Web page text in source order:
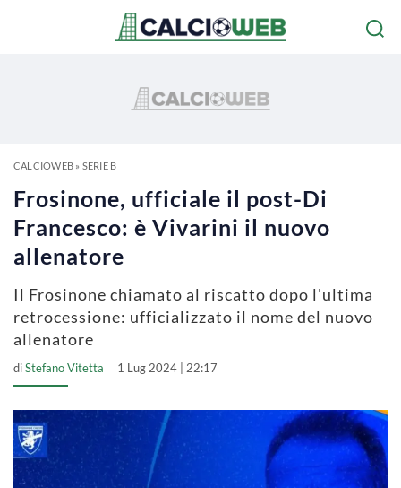
CALCIOWEB» SERIE B
Frosinone, ufficiale il post-Di
Francesco: è Vivarini il nuovo
allenatore
Il Frosinone chiamato al riscatto dopo l'ultima
retrocessione: ufficializzato il nome del nuovo
allenatore
diStefano Vitetta 1 Lug 2024 | 22:17